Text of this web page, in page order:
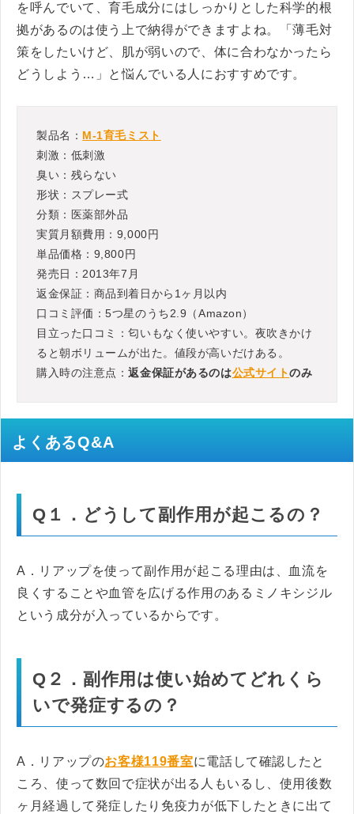
を呼んでいて、育毛成分にはしっかりとした科学的根
拠があるのは使う上で納得ができますよね。「薄毛対
策をしたいけど、肌が弱いので、体に合わなかったら
どうしよう…」と悩んでいる人におすすめです。
製品名： M-1育毛ミスト
刺激：低刺激
臭い：残らない
形状：スプレー式
分類：医薬部外品
実質月額費用：9,000円
単品価格：9,800円
発売日：2013年7月
返金保証：商品到着日から1ヶ月以内
口コミ評価：5つ星のうち2.9（Amazon）
目立った口コミ：匂いもなく使いやすい。夜吹きかけ
ると朝ボリュームが出た。値段が高いだけある。
購入時の注意点：返金保証があるのは公式サイトのみ
よくあるQ&A
Q１．どうして副作用が起こるの？
A．リアップを使って副作用が起こる理由は、血流を
良くすることや血管を広げる作用のあるミノキシジル
という成分が入っているからです。
Q２．副作用は使い始めてどれくら
いで発症するの？
A．リアップのお客様119番室に電話して確認したと
ころ、使って数回で症状が出る人もいるし、使用後数
ヶ月経過して発症したり免疫力が低下したときに出て